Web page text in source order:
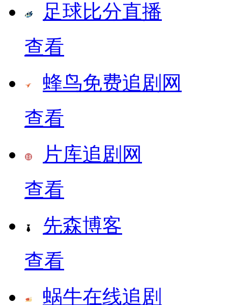
足球比分直播
查看
蜂鸟免费追剧网
查看
片库追剧网
查看
先森博客
查看
蜗牛在线追剧